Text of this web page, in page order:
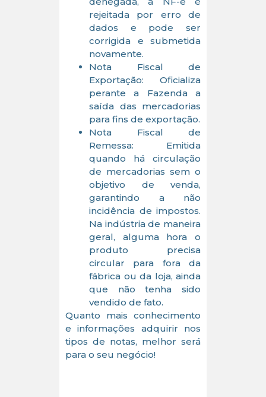
rejeitada por erro de
dados e pode ser
corrigida e submetida
novamente.
Nota Fiscal de
Exportação: Oficializa
perante a Fazenda a
saída das mercadorias
para fins de exportação.
Nota Fiscal de
Remessa: Emitida
quando há circulação
de mercadorias sem o
objetivo de venda,
garantindo a não
incidência de impostos.
Na indústria de maneira
geral, alguma hora o
produto precisa
circular para fora da
fábrica ou da loja, ainda
que não tenha sido
vendido de fato.
Quanto mais conhecimento
e informações adquirir nos
tipos de notas, melhor será
para o seu negócio!